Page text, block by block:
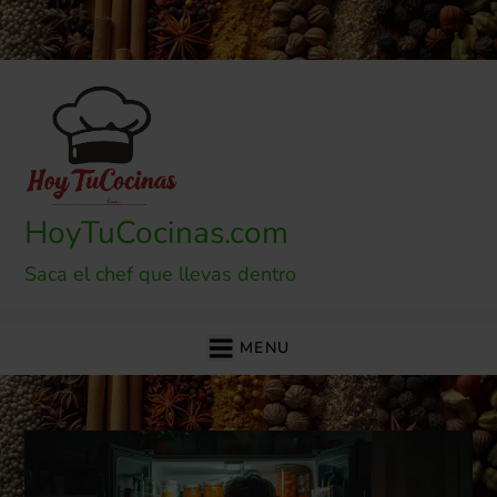
Skip
to
HoyTuCocinas.com
Saca el chef que llevas dentro
MENU